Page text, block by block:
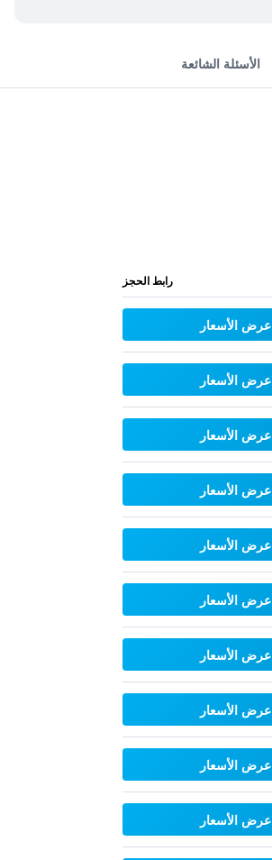
الأسئلة الشائعة
رابط الحجز
عرض الأسعار
عرض الأسعار
عرض الأسعار
عرض الأسعار
عرض الأسعار
عرض الأسعار
عرض الأسعار
عرض الأسعار
عرض الأسعار
عرض الأسعار